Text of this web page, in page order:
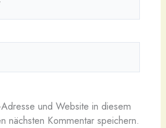
und Website in diesem
nächsten Kommentar speichern.